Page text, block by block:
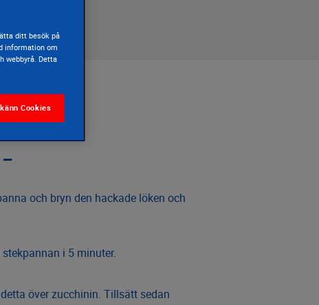
här
och bryn den hackade löken och
i 5 minuter.
över zucchinin. Tillsätt sedan
ditt besök på
information om
webbyrå. Detta
Cookies